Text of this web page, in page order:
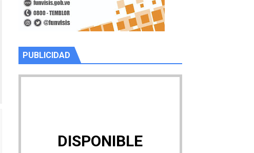
PUBLICIDAD
DISPONIBLE